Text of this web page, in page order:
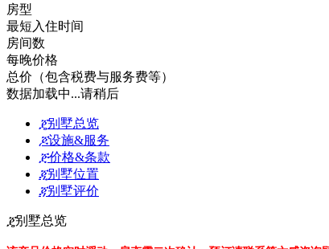
房型
最短入住时间
房间数
每晚价格
总价（包含税费与服务费等）
数据加载中...请稍后
ጄ别墅总览
ጆ设施&服务
ጅ价格&条款
ጂ别墅位置
ጃ别墅评价
ጄ别墅总览